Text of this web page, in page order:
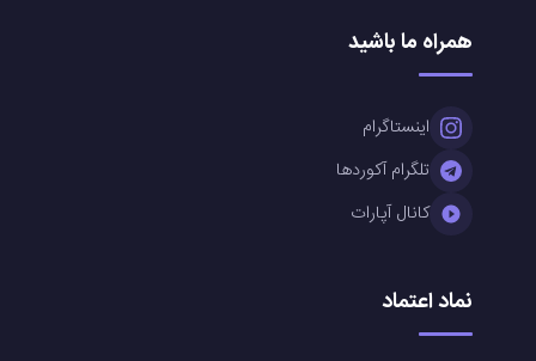
همراه ما باشید
اینستاگرام
تلگرام آکوردها
کانال آپارات
نماد اعتماد